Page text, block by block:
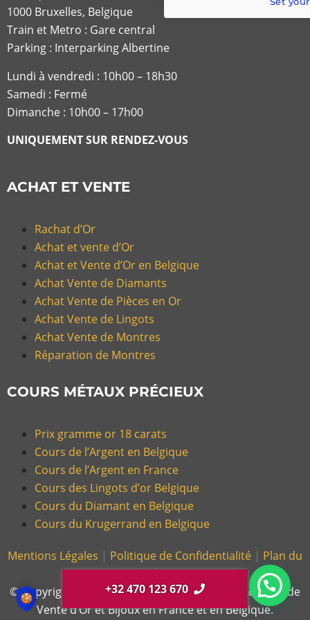
+32 470 123 670
1000 Bruxelles, Belgique
Train et Metro : Gare central
Parking : Interparking Albertine
Lundi à vendredi : 10h00 – 18h30
Samedi : Fermé
Dimanche : 10h00 – 17h00
UNIQUEMENT SUR RENDEZ-VOUS
ACHAT ET VENTE
Rachat d’Or
Achat et vente d’Or
Achat et Vente d’Or en Belgique
Achat Vente de Diamants
Achat Vente de Pièces en Or
Achat Vente de Lingots
Achat Vente de Montres
Réparation de Montres
COURS MÉTAUX PRÉCIEUX
Prix gramme or 18 carats
Cours de l’Argent en Belgique
Cours de l’Argent en France
Cours des Lingots d’or Belgique
Cours du Diamant en Belgique
Cours du Krugerrand en Belgique
Mentions Légales | Politique de Confidentialité | Plan du
Site |Glossaire
© Copyright 2026, Gold Or Cash – Magasin d’Achat et de
Vente d’Or et Bijoux en France et en Belgique.